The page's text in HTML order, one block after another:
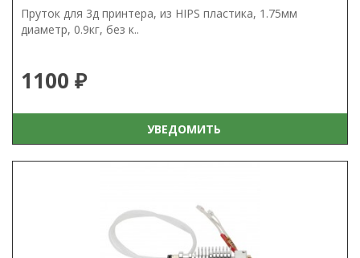
Пруток для 3д принтера, из HIPS пластика, 1.75мм
диаметр, 0.9кг, без к..
1100 ₽
УВЕДОМИТЬ